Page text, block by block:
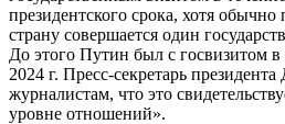
президентского срока, хотя
страну совершается один
До этого Путин был с госвизитом в
2024 г. Пресс-секретарь
журналистам, что это
уровне отношений».